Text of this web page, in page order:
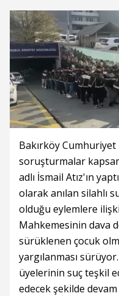
Bakırköy Cumhuriyet
soruşturmalar
adlı İsmail Atız'ın
olarak anılan silahlı
olduğu eylemlere
Mahkemesinin dava
sürüklenen çocuk
yargılanması
üyelerinin suç teşkil
edecek şekilde